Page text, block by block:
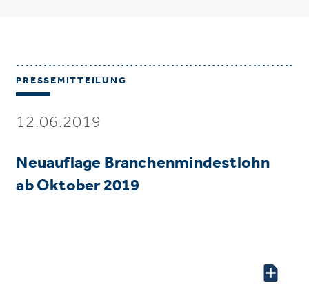
PRESSEMITTEILUNG
12.06.2019
Neuauflage Branchenmindestlohn
ab Oktober 2019